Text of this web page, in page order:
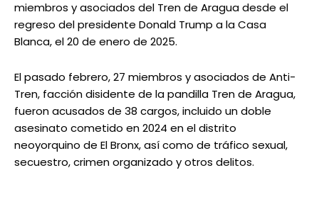
miembros y asociados del Tren de Aragua desde el
regreso del presidente Donald Trump a la Casa
Blanca, el 20 de enero de 2025.
El pasado febrero, 27 miembros y asociados de Anti-
Tren, facción disidente de la pandilla Tren de Aragua,
fueron acusados de 38 cargos, incluido un doble
asesinato cometido en 2024 en el distrito
neoyorquino de El Bronx, así como de tráfico sexual,
secuestro, crimen organizado y otros delitos.